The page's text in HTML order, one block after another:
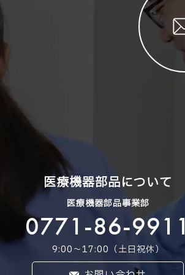
医療機器部品について
医療機器部品事業部
0771-86-9911
9:00〜17:00（土日祝休）